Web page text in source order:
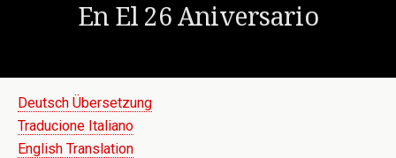
En El 26 Aniversario
Deutsch Übersetzung
Traducione Italiano
English Translation